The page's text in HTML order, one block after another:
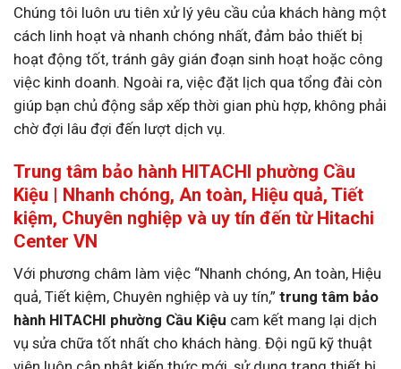
Chúng tôi luôn ưu tiên xử lý yêu cầu của khách hàng một
cách linh hoạt và nhanh chóng nhất, đảm bảo thiết bị
hoạt động tốt, tránh gây gián đoạn sinh hoạt hoặc công
việc kinh doanh. Ngoài ra, việc đặt lịch qua tổng đài còn
giúp bạn chủ động sắp xếp thời gian phù hợp, không phải
chờ đợi lâu đợi đến lượt dịch vụ.
Trung tâm bảo hành HITACHI phường Cầu
Kiệu | Nhanh chóng, An toàn, Hiệu quả, Tiết
kiệm, Chuyên nghiệp và uy tín đến từ Hitachi
Center VN
Với phương châm làm việc “Nhanh chóng, An toàn, Hiệu
quả, Tiết kiệm, Chuyên nghiệp và uy tín,” trung tâm bảo
hành HITACHI phường Cầu Kiệu cam kết mang lại dịch
vụ sửa chữa tốt nhất cho khách hàng. Đội ngũ kỹ thuật